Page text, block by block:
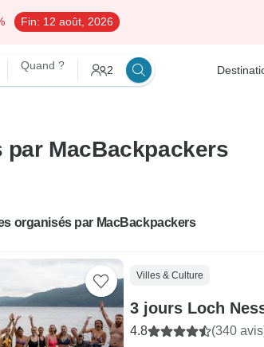
Fin: 12 août, 2026
Quand ? 2
MacBackpackers
organisés par MacBackpackers
Villes & Culture
3 jours Loch
4.8 (340